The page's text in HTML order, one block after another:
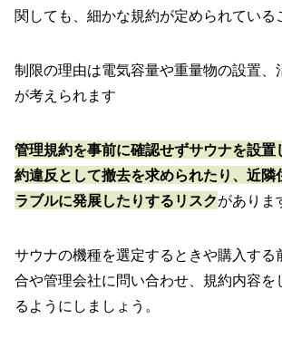
関しても、細かな規約が定められている
制限の理由は電気容量や重量物の設置、
が考えられます
管理規約を事前に確認せずサウナを設置
約違反として撤去を求められたり、近隣
ラブルに発展したりするリスクがありま
サウナの機種を選定するときや購入する
合や管理会社に問い合わせ、規約内容を
るようにしましょう。